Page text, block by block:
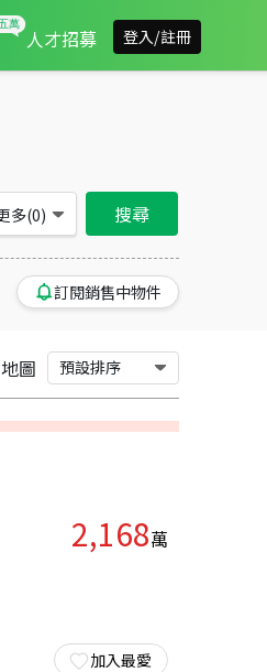
人才招募 登入/註冊
市關廟區買房：別墅/透天房屋
多(0) 搜尋
訂閱銷售中物件
地圖 預設排序
2,168萬
加入最愛